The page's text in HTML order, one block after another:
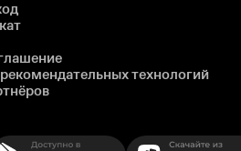
технологий